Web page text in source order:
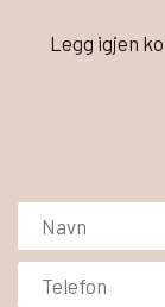
Legg igjen